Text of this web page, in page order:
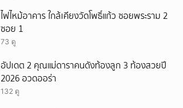
ไฟไหม้อาคาร ใกล้เคียงวัดโพธิ์แก้ว ซอยพระราม 2
ซอย 1
73 ดู
อัปเดต 2 คุณแม่ดาราคนดังท้องลูก 3 ท้องสวยปี
2026 อวดออร่า
132 ดู